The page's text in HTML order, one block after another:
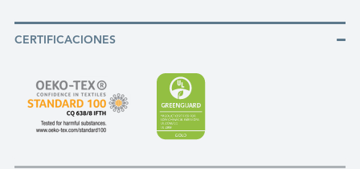
CERTIFICACIONES